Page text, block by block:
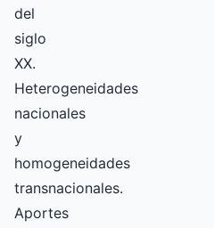
del
siglo
XX.
Heterogeneidades
nacionales
y
homogeneidades
transnacionales.
Aportes